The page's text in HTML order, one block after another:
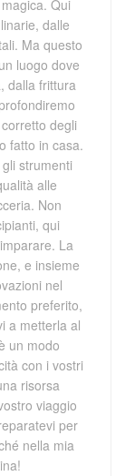
Qui
dalle
Ma questo
luogo dove
dalla frittura
degli
fatto in casa.
strumenti
alle
Non
qui
La
e insieme
nel
preferito,
a metterla al
un modo
con i vostri
risorsa
viaggio
per
nella mia